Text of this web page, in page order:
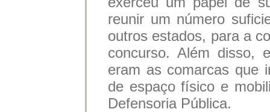
reunir um número
outros estados, para a
concurso. Além disso,
eram as comarcas que
de espaço físico e
Defensoria Pública.